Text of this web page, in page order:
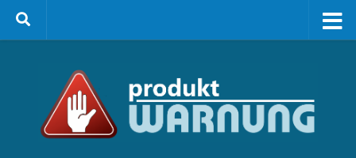
Zum Inhalt springen